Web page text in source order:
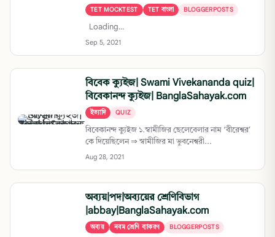
TET MOCKTEST TET বাংলা BLOGGERPOSTS
Loading…
Sep 5, 2021
বিবেক ক্যুইজ| Swami Vivekananda quiz|
বিবেকানন্দ ক্যুইজ| BanglaSahayak.com
ইত্যাদি QUIZ
বিবেকানন্দ ক্যুইজ ১.স্বামীজির ছেলেবেলার নাম ‘বীরেশ্বর’
কে দিয়েছিলেন ⇒ স্বামীজির মা ভুবনেশ্বরী...
Aug 28, 2021
অব্যয়|পদ|অব্যয়ের শ্রেণিবিভাগ
|abbay|BanglaSahayak.com
অব্যয় নবম শ্রেণি ব্যাকরণ BLOGGERPOSTS